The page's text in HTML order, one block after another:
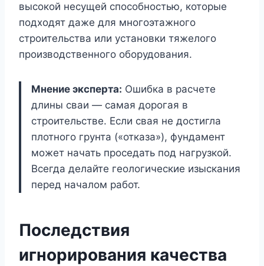
высокой несущей способностью, которые
подходят даже для многоэтажного
строительства или установки тяжелого
производственного оборудования.
Мнение эксперта: Ошибка в расчете
длины сваи — самая дорогая в
строительстве. Если свая не достигла
плотного грунта («отказа»), фундамент
может начать проседать под нагрузкой.
Всегда делайте геологические изыскания
перед началом работ.
Последствия
игнорирования качества